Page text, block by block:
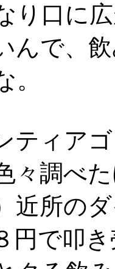
り口に
んで、
。
ティア
々調べ
近所の
円で叩